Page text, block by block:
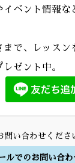
イベント情報な
まで、レッスン
ゼント中。
問い合わせくださ
ルでのお問い合